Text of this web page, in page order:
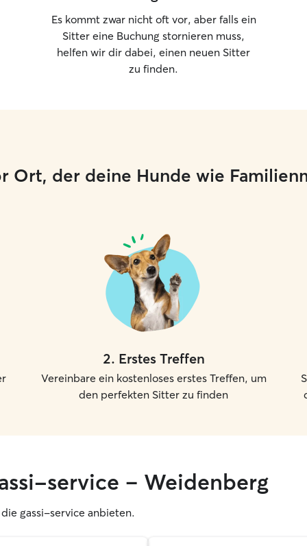
Es kommt zwar nicht oft vor, aber falls ein
Sitter eine Buchung stornieren muss,
helfen wir dir dabei, einen neuen Sitter
zu finden.
Ort, der deine Hunde wie
2. Erstes Treffen
Vereinbare ein kostenloses erstes Treffen, um
den perfekten Sitter zu finden
service – Weidenberg
gassi-service anbieten.